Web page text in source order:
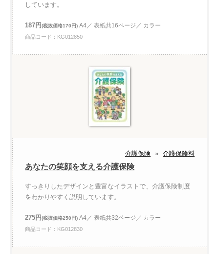
しています。
187円(税抜価格170円) A4／ 表紙共16ページ／ カラー
商品コード：KG012850
介護保険 » 介護保険料
あなたの笑顔を支える介護保険
すっきりしたデザインと豊富なイラストで、介護保険制度
をわかりやすく説明しています。
275円(税抜価格250円) A4／ 表紙共32ページ／ カラー
商品コード：KG012830